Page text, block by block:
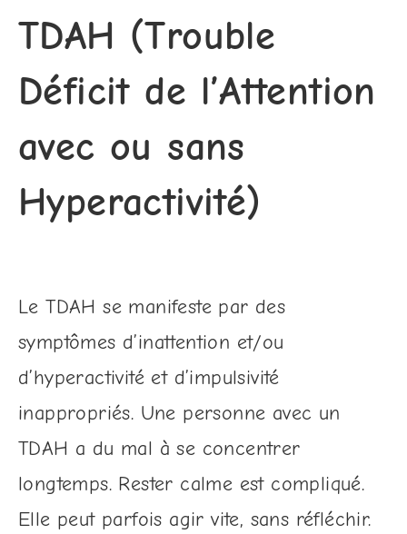
TDAH (Trouble
Déficit de l’Attention
avec ou sans
Hyperactivité)
Le TDAH se manifeste par des
symptômes d’inattention et/ou
d’hyperactivité et d’impulsivité
inappropriés. Une personne avec un
TDAH a du mal à se concentrer
longtemps. Rester calme est compliqué.
Elle peut parfois agir vite, sans réfléchir.